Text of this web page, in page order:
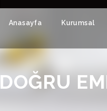
Anasayfa Kurumsal
DOĞRU